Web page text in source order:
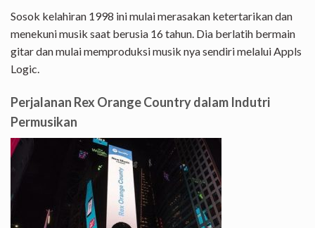
Sosok kelahiran 1998 ini mulai merasakan ketertarikan dan
menekuni musik saat berusia 16 tahun. Dia berlatih bermain
gitar dan mulai memproduksi musik nya sendiri melalui Appls
Logic.
Perjalanan Rex Orange Country dalam Indutri
Permusikan